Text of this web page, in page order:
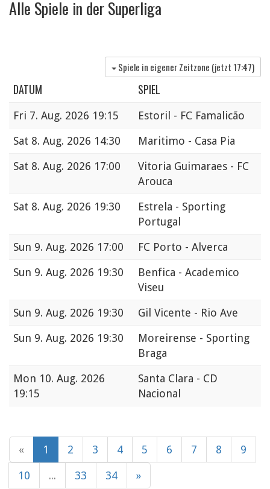
Alle Spiele in der Superliga
Spiele in eigener Zeitzone (jetzt 17:47)
DATUM SPIEL
Fri 7. Aug. 2026 19:15
Estoril - FC Famalicão
Sat 8. Aug. 2026 14:30
Maritimo - Casa Pia
Sat 8. Aug. 2026 17:00
Vitoria Guimaraes - FC
Arouca
Sat 8. Aug. 2026 19:30
Estrela - Sporting
Portugal
Sun 9. Aug. 2026 17:00
FC Porto - Alverca
Sun 9. Aug. 2026 19:30
Benfica - Academico
Viseu
Sun 9. Aug. 2026 19:30
Gil Vicente - Rio Ave
Sun 9. Aug. 2026 19:30
Moreirense - Sporting
Braga
Mon 10. Aug. 2026
19:15
Santa Clara - CD
Nacional
« 1 2 3 4 5 6 7 8 9
10 ... 33 34 »